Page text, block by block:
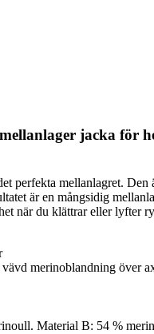
jacka för
perfekta mellanlagret.
är en mångsidig
när du klättrar eller lyfter
merinoblandning över
Material B: 54 %